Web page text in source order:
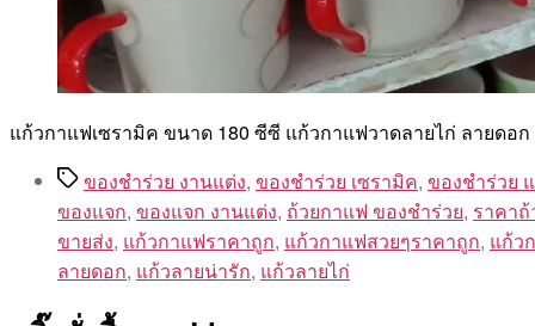
แก้วกาแฟเซรามิค ขนาด 180 ซีซี แก้วกาแฟวาดลายไก่ ลายดอ
Tagsของชำร่วย งานแต่ง, ของชำร่วย เซรามิค, ของชำร่วย
ของแจก, ของแจก งานแต่ง, ถ้วยกาแฟ ของชำร่วย, ราคา
ขายส่ง, แก้วกาแฟราคาถูก, แก้วกาแฟสวยๆราคาถูก, แก้ว
ลายดอก, แก้วลายน่ารัก, แก้วลายไก่